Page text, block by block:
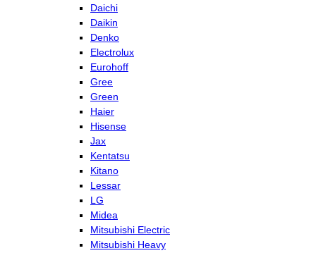
Daichi
Daikin
Denko
Electrolux
Eurohoff
Gree
Green
Haier
Hisense
Jax
Kentatsu
Kitano
Lessar
LG
Midea
Mitsubishi Electric
Mitsubishi Heavy